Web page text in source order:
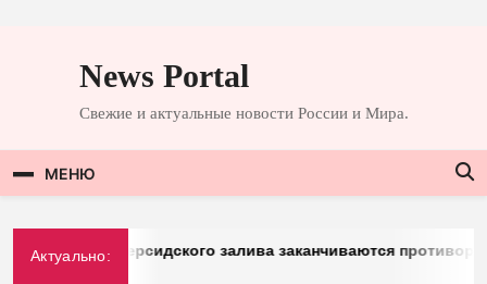
содержимомуNews Portal
Свежие и актуальные новости России и Мира.
МЕНЮ
Актуально:
у стран Персидского залива заканчиваются